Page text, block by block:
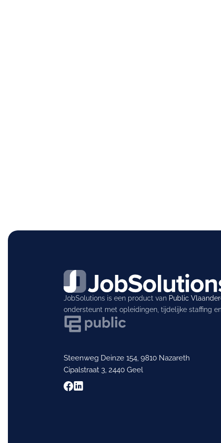
JobSolutions is een product van Public
ondersteunt met opleidingen, tijdelijke staffing
Steenweg Deinze 154, 9810 Nazareth
Cipalstraat 3, 2440 Geel